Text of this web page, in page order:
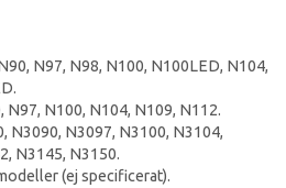
N97, N98, N100, N100LED, N104,
N97, N100, N104, N109, N112.
N3090, N3097, N3100, N3104,
N3145, N3150.
(ej specificerat).